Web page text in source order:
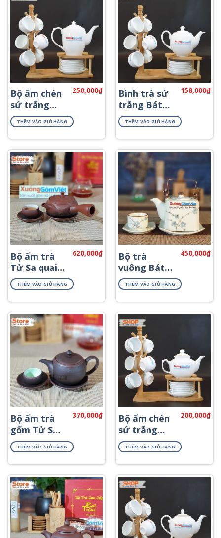
Bộ ấm chén
sứ trắng
quà tặng
giá rẻ AT-18
250,000₫
THÊM VÀO GIỎ HÀNG
Bình trà sứ
trắng Bát
Tràng đẹp
giá rẻ AT-58
158,000₫
THÊM VÀO GIỎ HÀNG
Bộ ấm trà
Tử Sa quai
ngang ATS-
88
620,000₫
THÊM VÀO GIỎ HÀNG
Bộ trà
vuông Bát
Tràng vẽ
đào xanh
ATV-03
450,000₫
THÊM VÀO GIỎ HÀNG
Bộ ấm trà
gốm Tử Sa
đẹp ATS-79
370,000₫
THÊM VÀO GIỎ HÀNG
Bộ ấm chén
sứ trắng
viền kim
đẹp ATK-05
200,000₫
THÊM VÀO GIỎ HÀNG